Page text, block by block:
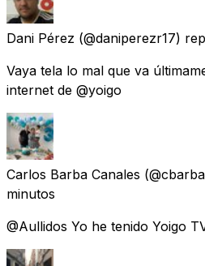
Dani Pérez (@daniperezr17)
Vaya tela lo mal que va
internet de @yoigo
Carlos Barba Canales
minutos
@Aullidos Yo he tenido Yoigo